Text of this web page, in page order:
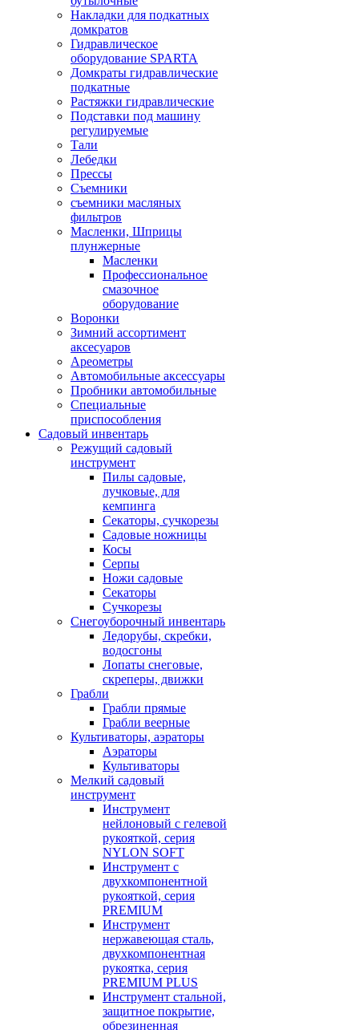
Накладки для подкатных
домкратов
Гидравлическое
оборудование SPARTA
Домкраты гидравлические
подкатные
Растяжки гидравлические
Подставки под машину
регулируемые
Тали
Лебедки
Прессы
Съемники
съемники масляных
фильтров
Масленки, Шприцы
плунжерные
Масленки
Профессиональное
смазочное
оборудование
Воронки
Зимний ассортимент
аксесуаров
Ареометры
Автомобильные аксессуары
Пробники автомобильные
Специальные
приспособления
Садовый инвентарь
Режущий садовый
инструмент
Пилы садовые,
лучковые, для
кемпинга
Секаторы, сучкорезы
Садовые ножницы
Косы
Серпы
Ножи садовые
Секаторы
Сучкорезы
Снегоуборочный инвентарь
Ледорубы, скребки,
водосгоны
Лопаты снеговые,
скреперы, движки
Грабли
Грабли прямые
Грабли веерные
Культиваторы, аэраторы
Аэраторы
Культиваторы
Мелкий садовый
инструмент
Инструмент
нейлоновый с гелевой
рукояткой, серия
NYLON SOFT
Инструмент с
двухкомпонентной
рукояткой, серия
PREMIUM
Инструмент
нержавеющая сталь,
двухкомпонентная
рукоятка, серия
PREMIUM PLUS
Инструмент стальной,
защитное покрытие,
обрезиненная